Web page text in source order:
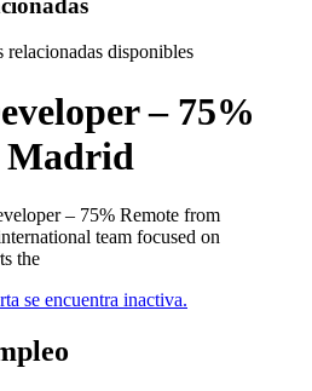
disponibles
– 75%
Madrid
– 75% Remote from
team focused on
the
se encuentra inactiva.